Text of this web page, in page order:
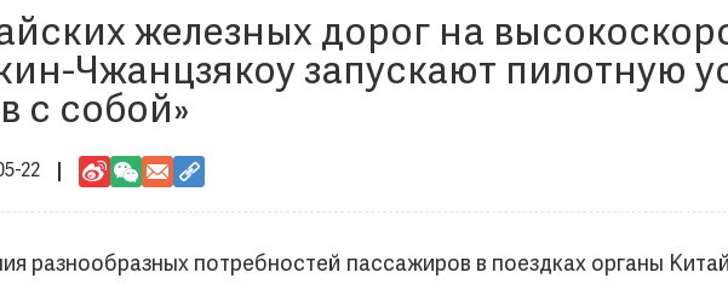
железных дорог на
Чжанцзякоу запускают пилотную
с собой»
22
разнообразных потребностей пассажиров в поездках органы